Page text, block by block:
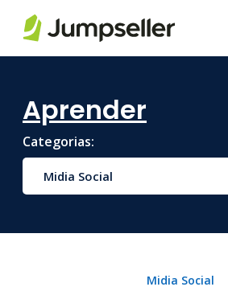
Aprender
Categorias:
Midia Social
Midia Social